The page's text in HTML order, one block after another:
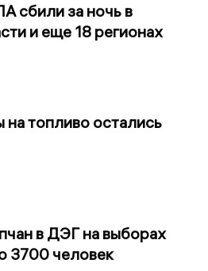
сбили за ночь в
и еще 18 регионах
на топливо остались
в ДЭГ на выборах
3700 человек